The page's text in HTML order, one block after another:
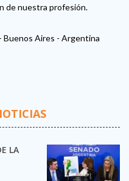
de nuestra profesión.
Buenos Aires - Argentina
LA